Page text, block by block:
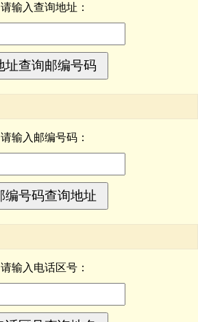
请输入查询地址：
请输入邮编号码：
请输入电话区号：